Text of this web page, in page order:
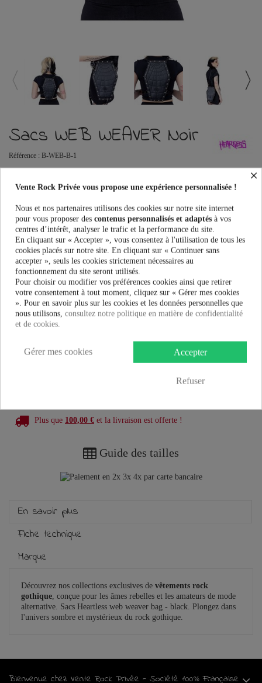
Sacs WEB WEAVER Noir
Référence : B-WEB-B-1
Rock Privée le spécialiste des accessoires Rock, Pinup, Rockabilly, Rétro,
Taille:
Couleur:
37,99 €
AJOUTER AU PANIER
Plus que 100,00 € et la livraison est offerte !
Guide des tailles
En savoir plus
Fiche technique
Marque
Découvrez nos collections exclusives de vêtements rock
gothique, conçue pour les âmes rebelles et les amateurs de mode
alternative. Sacs Heartless web weaver bag - black. Plongez dans
l'univers sombre et mystérieux du rock gothique.
Bienvenue chez Vente Rock Privée - Société 100% Française
×
Vente Rock Privée vous propose une expérience personnalisée !
Nous et nos partenaires utilisons des cookies sur notre site internet
pour vous proposer des contenus personnalisés et adaptés à vos
centres d’intérêt, analyser le trafic et la performance du site.
En cliquant sur « Accepter », vous consentez à l'utilisation de tous les
cookies placés sur notre site. En cliquant sur « Continuer sans
accepter », seuls les cookies strictement nécessaires au
fonctionnement du site seront utilisés.
Pour choisir ou modifier vos préférences cookies ainsi que retirer
votre consentement à tout moment, cliquez sur « Gérer mes cookies
». Pour en savoir plus sur les cookies et les données personnelles que
nous utilisons, consultez notre politique en matière de confidentialité
et de cookies.
Accepter
Refuser
Gérer mes cookies